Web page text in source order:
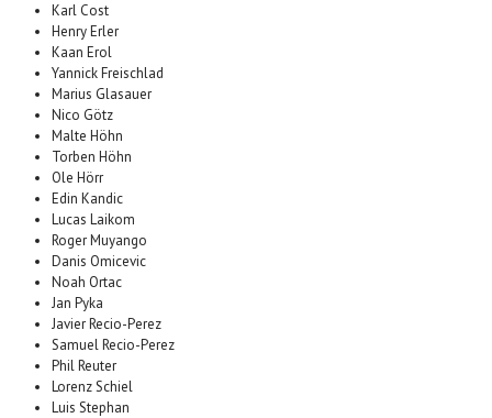
Karl Cost
Henry Erler
Kaan Erol
Yannick Freischlad
Marius Glasauer
Nico Götz
Malte Höhn
Torben Höhn
Ole Hörr
Edin Kandic
Lucas Laikom
Roger Muyango
Danis Omicevic
Noah Ortac
Jan Pyka
Javier Recio-Perez
Samuel Recio-Perez
Phil Reuter
Lorenz Schiel
Luis Stephan